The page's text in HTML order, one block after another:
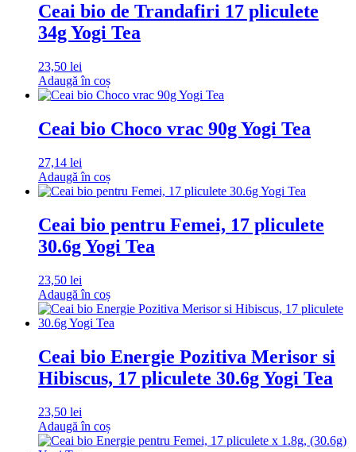
Ceai bio de Trandafiri 17 pliculete
34g Yogi Tea
23,50 lei
Adaugă în coș
Ceai bio Choco vrac 90g Yogi Tea
27,14 lei
Adaugă în coș
Ceai bio pentru Femei, 17 pliculete
30.6g Yogi Tea
23,50 lei
Adaugă în coș
Ceai bio Energie Pozitiva Merisor si
Hibiscus, 17 pliculete 30.6g Yogi Tea
23,50 lei
Adaugă în coș